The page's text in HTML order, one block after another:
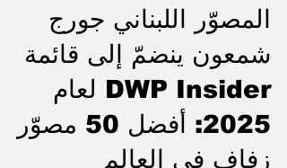
2 دقيقة قراءة
المصوّر اللبناني جورج
شمعون ينضمّ إلى قائمة
DWP Insider لعام